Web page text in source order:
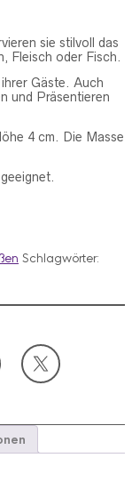
sie stilvoll das
Fleisch oder Fisch.
Gäste. Auch
und Präsentieren
4 cm. Die Masse
Schlagwörter: